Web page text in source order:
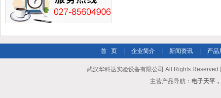
首 页 企业简介 新闻资讯 产品
武汉华科达实验设备有限公司 All Rights Reserved
主营产品导航： 电子天平